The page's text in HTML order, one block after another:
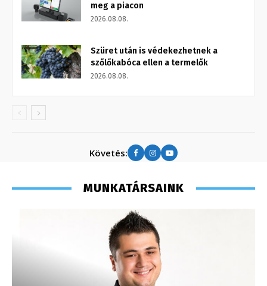
meg a piacon
2026.08.08.
Szüret után is védekezhetnek a
szőlőkabóca ellen a termelők
2026.08.08.
Követés:
MUNKATÁRSAINK